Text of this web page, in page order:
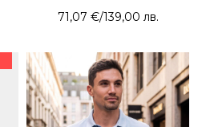
71,07 €/139,00 лв.